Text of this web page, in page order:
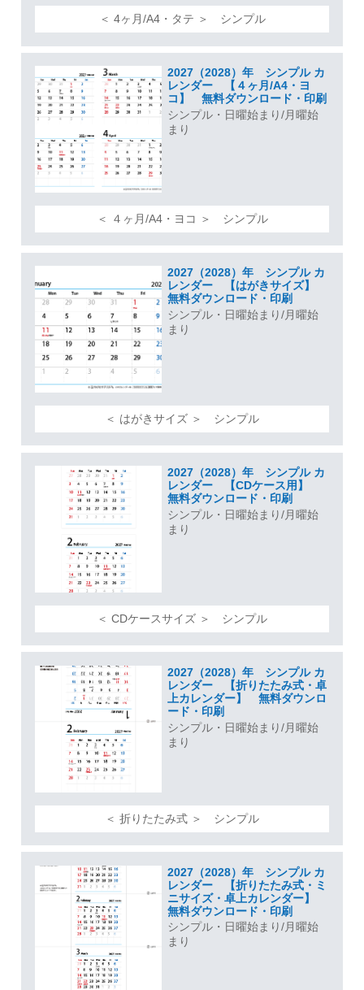
＜ 4ヶ月/A4・タテ ＞ シンプル
2027（2028）年 シンプル カ
レンダー 【４ヶ月/A4・ヨ
コ】 無料ダウンロード・印刷
シンプル・日曜始まり/月曜始
まり
＜ ４ヶ月/A4・ヨコ ＞ シンプル
2027（2028）年 シンプル カ
レンダー 【はがきサイズ】
無料ダウンロード・印刷
シンプル・日曜始まり/月曜始
まり
＜ はがきサイズ ＞ シンプル
2027（2028）年 シンプル カ
レンダー 【CDケース用】
無料ダウンロード・印刷
シンプル・日曜始まり/月曜始
まり
＜ CDケースサイズ ＞ シンプル
2027（2028）年 シンプル カ
レンダー 【折りたたみ式・卓
上カレンダー】 無料ダウンロ
ード・印刷
シンプル・日曜始まり/月曜始
まり
＜ 折りたたみ式 ＞ シンプル
2027（2028）年 シンプル カ
レンダー 【折りたたみ式・ミ
ニサイズ・卓上カレンダー】
無料ダウンロード・印刷
シンプル・日曜始まり/月曜始
まり